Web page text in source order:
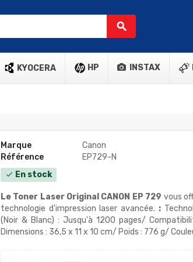
search
KYOCERA HP INSTAX
Marque
Canon
Référence
EP729-N
check En stock
Le Toner Laser Original CANON EP 729 vous
technologie d'impression laser avancée. :
(Noir & Blanc) : Jusqu'à 1200 pages/
Dimensions : 36,5 x 11 x 10 cm/ Poids : 776 g/